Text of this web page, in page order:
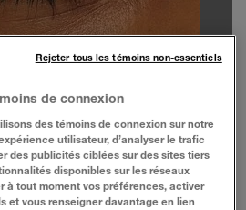
de connexion
des témoins de connexion sur notre
utilisateur, d’analyser le trafic
des publicités ciblées sur des sites tiers
disponibles sur les réseaux
à tout moment vos préférences, activer
et vous renseigner davantage en lien
Rejeter tous les témoins non-essentiels